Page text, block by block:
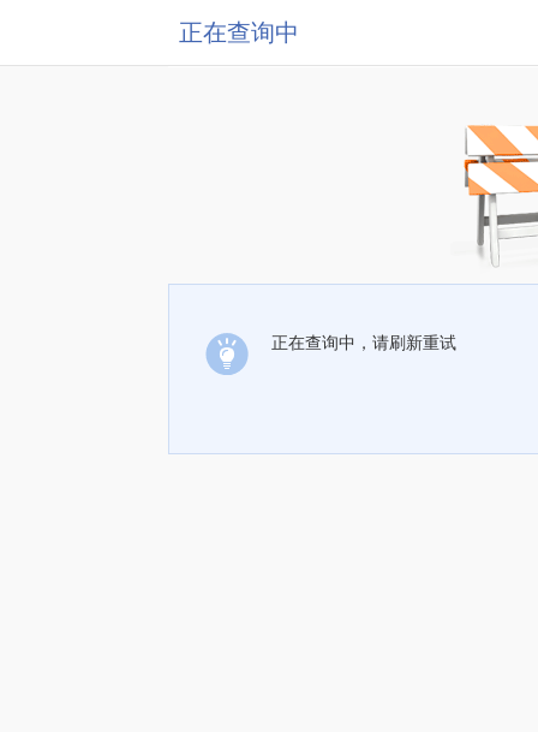
正在查询中
正在查询中，请刷新重试